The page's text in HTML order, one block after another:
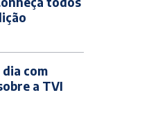
dia com
a TVI